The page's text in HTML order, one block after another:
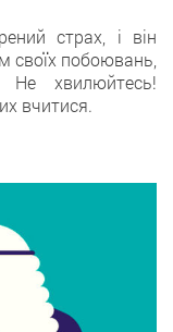
страх, і він
своїх побоювань,
хвилюйтесь!
вчитися.